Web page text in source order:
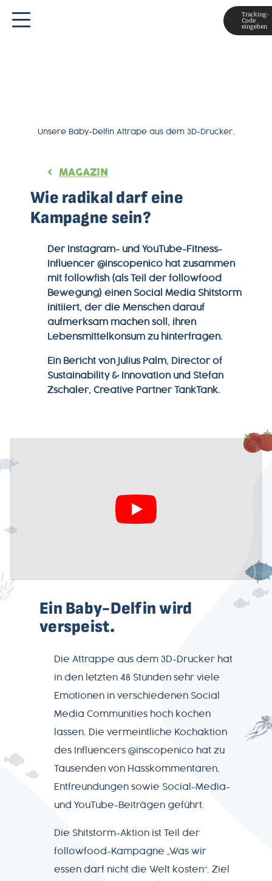
Tracking-
Code
eingeben
SERVICE
NEWSLETTER
0
Unsere Baby-Delfin Attrape aus dem 3D-Drucker.
MAGAZIN
Wie radikal darf eine
Kampagne sein?
Der Instagram- und YouTube-Fitness-
Influencer @inscopenico hat zusammen
mit followfish (als Teil der followfood
Bewegung) einen Social Media Shitstorm
initiiert, der die Menschen darauf
aufmerksam machen soll, ihren
Lebensmittelkonsum zu hinterfragen.
Ein Bericht von Julius Palm, Director of
Sustainability & Innovation und Stefan
Zschaler, Creative Partner TankTank.
Ein Baby-Delfin wird
verspeist.
Die Attrappe aus dem 3D-Drucker hat
in den letzten 48 Stunden sehr viele
Emotionen in verschiedenen Social
Media Communities hoch kochen
lassen. Die vermeintliche Kochaktion
des Influencers @inscopenico hat zu
Tausenden von Hasskommentaren,
Entfreundungen sowie Social-Media-
und YouTube-Beiträgen geführt.
Die Shitstorm-Aktion ist Teil der
followfood-Kampagne „Was wir
essen darf nicht die Welt kosten“. Ziel